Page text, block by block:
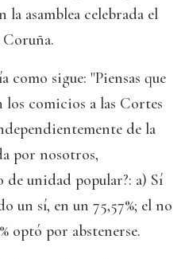
la asamblea celebrada el
como sigue: "Piensas que
comicios a las Cortes
de la
por nosotros,
de unidad popular?: a) Sí
un sí, en un 75,57%; el no
optó por abstenerse.